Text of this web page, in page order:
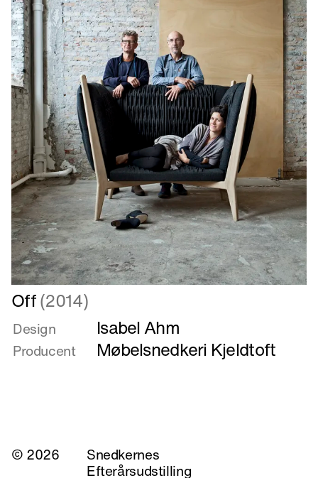
Læs
mere
om
Off
Off(2014)
Design Isabel Ahm
Producent Møbelsnedkeri Kjeldtoft
© 2026
Snedkernes
Efterårsudstilling